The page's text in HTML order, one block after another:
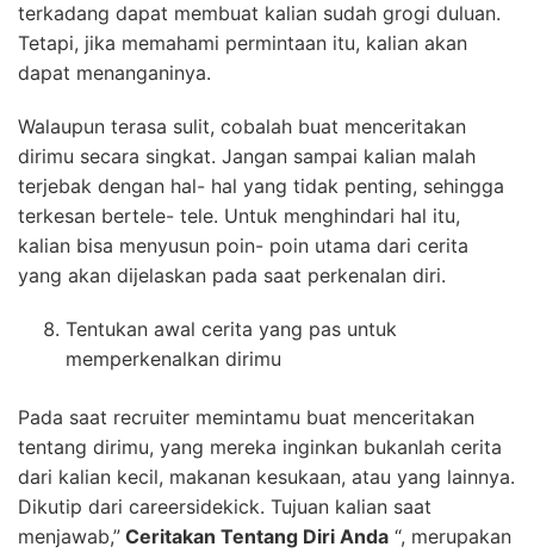
terkadang dapat membuat kalian sudah grogi duluan.
Tetapi, jika memahami permintaan itu, kalian akan
dapat menanganinya.
Walaupun terasa sulit, cobalah buat menceritakan
dirimu secara singkat. Jangan sampai kalian malah
terjebak dengan hal- hal yang tidak penting, sehingga
terkesan bertele- tele. Untuk menghindari hal itu,
kalian bisa menyusun poin- poin utama dari cerita
yang akan dijelaskan pada saat perkenalan diri.
Tentukan awal cerita yang pas untuk
memperkenalkan dirimu
Pada saat recruiter memintamu buat menceritakan
tentang dirimu, yang mereka inginkan bukanlah cerita
dari kalian kecil, makanan kesukaan, atau yang lainnya.
Dikutip dari careersidekick. Tujuan kalian saat
menjawab,” Ceritakan Tentang Diri Anda “, merupakan